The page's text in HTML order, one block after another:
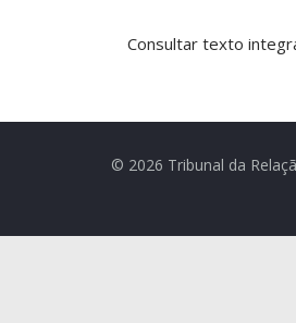
Consultar texto
© 2026 Tribunal da